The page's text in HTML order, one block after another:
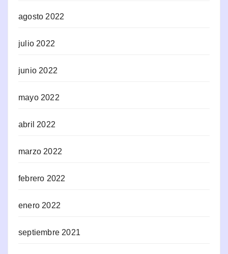
agosto 2022
julio 2022
junio 2022
mayo 2022
abril 2022
marzo 2022
febrero 2022
enero 2022
septiembre 2021